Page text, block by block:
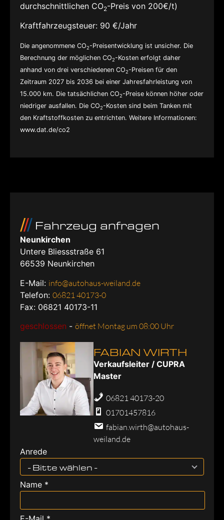
durchschnittlichen CO2-Preis von 200€/t)
Kraftfahrzeugsteuer: 90 €/Jahr
Die angenommene CO2-Preisentwicklung ist unsicher. Die
Berechnung der möglichen CO2-Kosten erfolgt daher
anhand von drei verschiedenen CO2-Preisen für den
Zeitraum 2027 bis 2036 bei einer Jahresfahrleistung von
15.000 km. Die tatsächlichen CO2-Preise können höher oder
niedriger ausfallen. Die CO2-Kosten sind beim Tanken mit
den Kraftstoffkosten zu entrichten. Weitere Informationen:
www.dat.de/co2
Fahrzeug anfragen
Neunkirchen
Untere Bliessstraße 61
66539 Neunkirchen
E-Mail: info@autohaus-weiland.de
Telefon: 06821 40173-0
Fax: 06821 40173-11
geschlossen - öffnet Montag um 08:00 Uhr
FABIAN WIRTH
Verkaufsleiter / CUPRA
Master
06821 40173-20
01701457816
fabian.wirth@autohaus-
weiland.de
Anrede
- Bitte wählen -
Name *